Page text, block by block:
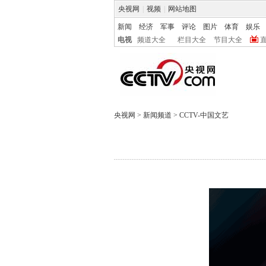
央视网 视频 网站地图
新闻 经济 军事 评论 图片 体育
娱乐
电视
频道大全 栏目大全 节目大全
央视网 > 新闻频道 > CCTV-中国文艺